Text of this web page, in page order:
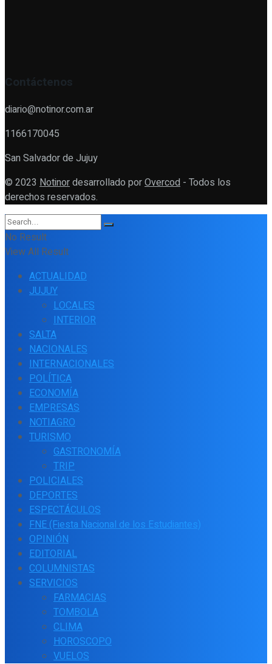
Contáctenos
diario@notinor.com.ar
1166170045
San Salvador de Jujuy
© 2023 Notinordesarrollado porOvercod - Todos los
derechos reservados.
No Result
View All Result
ACTUALIDAD
JUJUY
LOCALES
INTERIOR
SALTA
NACIONALES
INTERNACIONALES
POLÍTICA
ECONOMÍA
EMPRESAS
NOTIAGRO
TURISMO
GASTRONOMÍA
TRIP
POLICIALES
DEPORTES
ESPECTÁCULOS
FNE (Fiesta Nacional de los Estudiantes)
OPINIÓN
EDITORIAL
COLUMNISTAS
SERVICIOS
FARMACIAS
TOMBOLA
CLIMA
HOROSCOPO
VUELOS